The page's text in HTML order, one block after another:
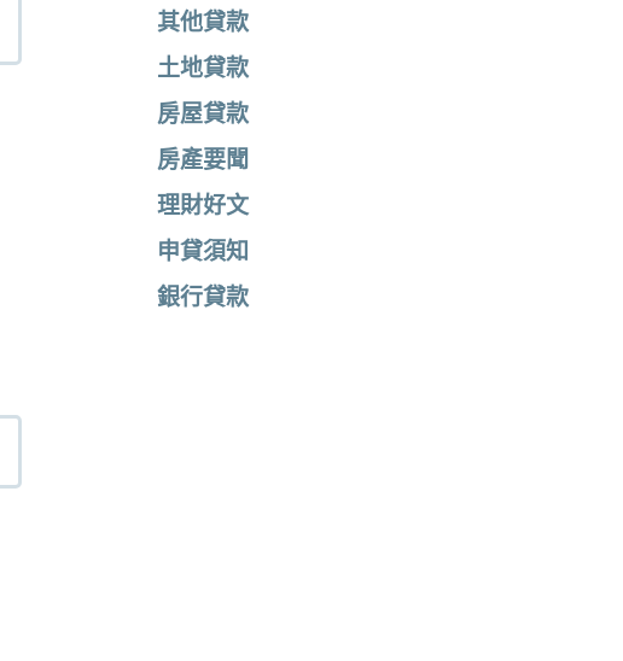
其他貸款
土地貸款
房屋貸款
房產要聞
理財好文
申貸須知
銀行貸款